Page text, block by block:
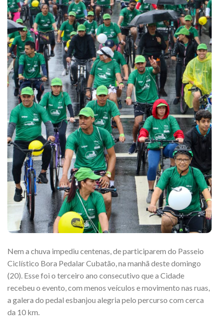
Nem a chuva impediu centenas, de participarem do Passeio
Ciclístico Bora Pedalar Cubatão, na manhã deste domingo
(20). Esse foi o terceiro ano consecutivo que a Cidade
recebeu o evento, com menos veículos e movimento nas ruas,
a galera do pedal esbanjou alegria pelo percurso com cerca
da 10 km.